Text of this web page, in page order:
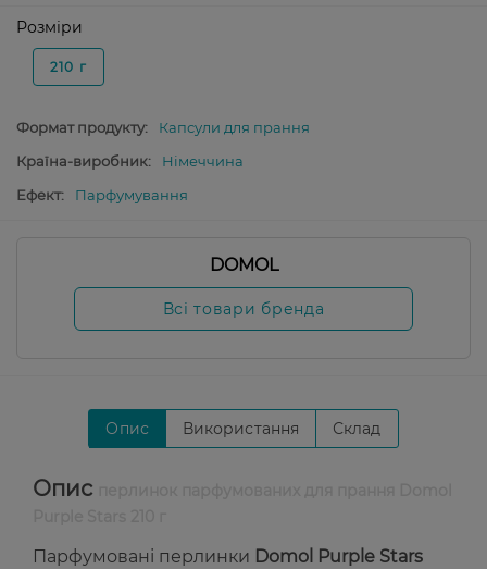
Розміри
210 г
Формат продукту:
Капсули для прання
Країна-виробник:
Німеччина
Ефект:
Парфумування
DOMOL
Всі товари бренда
Опис Використання Склад
Опис
Парфумовані перлинки Domol Purple Stars